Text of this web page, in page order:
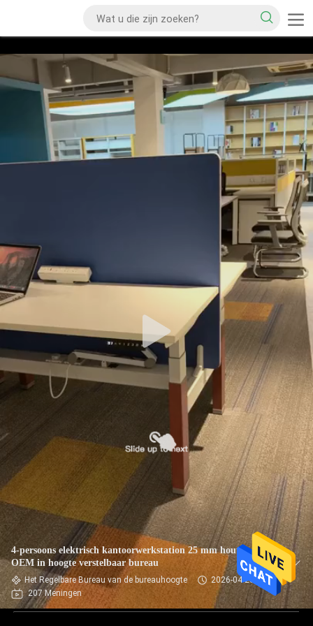
4-persoons elektrisch kantoorwerkstation 25 mm houten
OEM in hoogte verstelbaar bureau
Het Regelbare Bureau van de bureauhoogte
2026-04-23
207 Meningen